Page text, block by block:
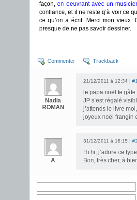
façon,en oeuvrant avec un
confiance, et il ne reste q’à voir ce
ce qu’on a écrit. Merci mon vieux.
presque de ne pas savoir dessiner.
Commenter Trackback
Nadia
ROMAN
21/12/2011 à 12:34 | #1
le papa noël te gâte
JP s’est régalé
j’attends le livre
joyeux noël frangin
A
31/12/2011 à 18:15 | #2
Hi hi, j’adore ce
Bon, très cher, à